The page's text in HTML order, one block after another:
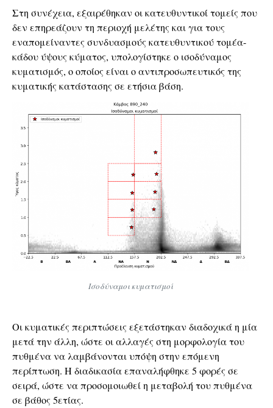
Στη συνέχεια, εξαιρέθηκαν οι κατευθυντικοί τομείς που
δεν επηρεάζουν τη περιοχή μελέτης και για τους
εναπομείναντες συνδυασμούς κατευθυντικού τομέα-
κάδου ύψους κύματος, υπολογίστηκε ο ισοδύναμος
κυματισμός, ο οποίος είναι ο αντιπροσωπευτικός της
κυματικής κατάστασης σε ετήσια βάση.
Ισοδύναμοι κυματισμοί
Οι κυματικές περιπτώσεις εξετάστηκαν διαδοχικά η μία
μετά την άλλη, ώστε οι αλλαγές στη μορφολογία του
πυθμένα να λαμβάνονται υπόψη στην επόμενη
περίπτωση. Η διαδικασία επαναλήφθηκε 5 φορές σε
σειρά, ώστε να προσομοιωθεί η μεταβολή του πυθμένα
σε βάθος 5ετίας.